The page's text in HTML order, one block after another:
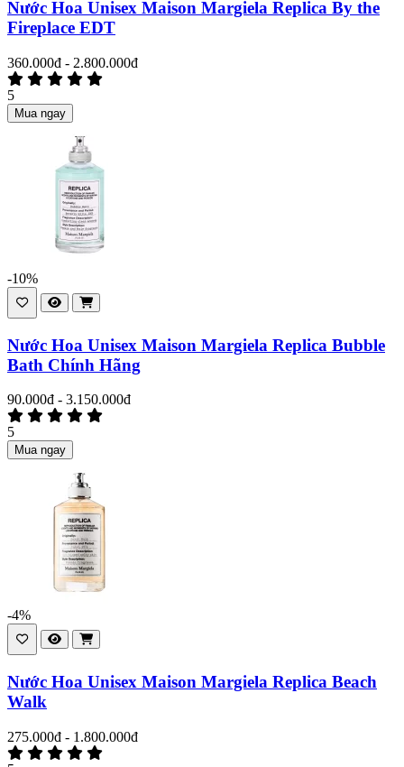
Nước Hoa Unisex Maison Margiela Replica By the
Fireplace EDT
360.000đ - 2.800.000đ
5
Mua ngay
-10%
Nước Hoa Unisex Maison Margiela Replica Bubble
Bath Chính Hãng
90.000đ - 3.150.000đ
5
Mua ngay
-4%
Nước Hoa Unisex Maison Margiela Replica Beach
Walk
275.000đ - 1.800.000đ